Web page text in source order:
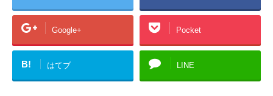
Google+ Pocket
B! はてブ LINE